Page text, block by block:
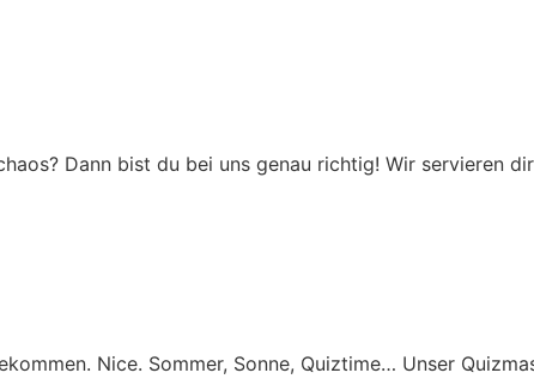
Dann bist du bei uns genau richtig! Wir servieren
Nice. Sommer, Sonne, Quiztime… Unser